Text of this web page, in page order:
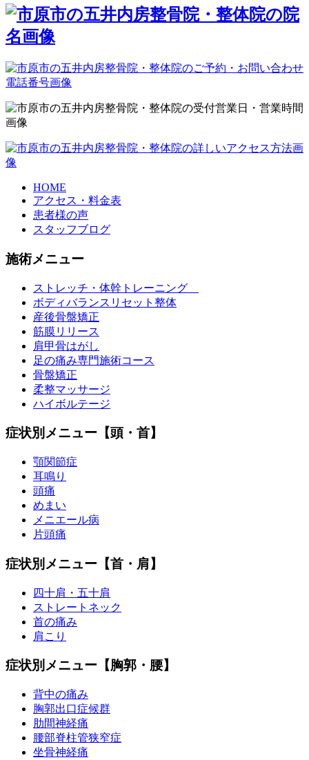
HOME
アクセス・料金表
患者様の声
スタッフブログ
施術メニュー
ストレッチ・体幹トレーニング
ボディバランスリセット整体
産後骨盤矯正
筋膜リリース
肩甲骨はがし
足の痛み専門施術コース
骨盤矯正
柔整マッサージ
ハイボルテージ
症状別メニュー【頭・首】
顎関節症
耳鳴り
頭痛
めまい
メニエール病
片頭痛
症状別メニュー【首・肩】
四十肩・五十肩
ストレートネック
首の痛み
肩こり
症状別メニュー【胸郭・腰】
背中の痛み
胸郭出口症候群
肋間神経痛
腰部脊柱管狭窄症
坐骨神経痛